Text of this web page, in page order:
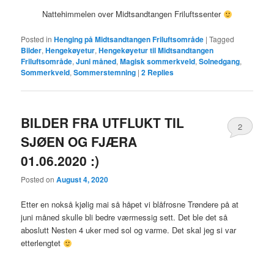
Nattehimmelen over Midtsandtangen Friluftssenter
Posted in Henging på Midtsandtangen Friluftsområde |Tagged
Bilder,Hengekøyetur,Hengekøyetur til Midtsandtangen
Friluftsområde,Juni måned,Magisk sommerkveld,Solnedgang,
Sommerkveld,Sommerstemning |2 Replies
BILDER FRA UTFLUKT TIL
SJØEN OG FJÆRA
01.06.2020 :)
Posted onAugust 4, 2020
2
Etter en nokså kjølig mai så håpet vi blåfrosne Trøndere på at
juni måned skulle bli bedre værmessig sett. Det ble det så
aboslutt Nesten 4 uker med sol og varme. Det skal jeg si var
etterlengtet